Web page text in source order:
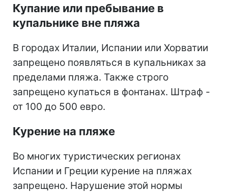
Купание или пребывание в
купальнике вне пляжа
В городах Италии, Испании или Хорватии
запрещено появляться в купальниках за
пределами пляжа. Также строго
запрещено купаться в фонтанах. Штраф -
от 100 до 500 евро.
Курение на пляже
Во многих туристических регионах
Испании и Греции курение на пляжах
запрещено. Нарушение этой нормы